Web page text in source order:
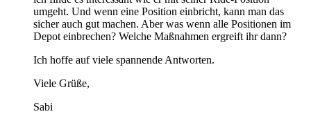
umgeht. Und wenn eine Position einbricht, kann man das
sicher auch gut machen. Aber was wenn alle Positionen im
Depot einbrechen? Welche Maßnahmen ergreift ihr dann?
Ich hoffe auf viele spannende Antworten.
Viele Grüße,
Sabi